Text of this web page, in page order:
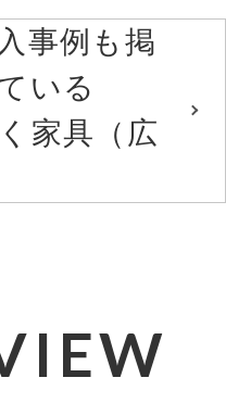
事例も掲
いる
家具（広